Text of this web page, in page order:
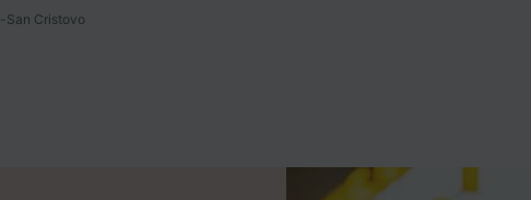
San Cristovo
de asociados (proveedores)